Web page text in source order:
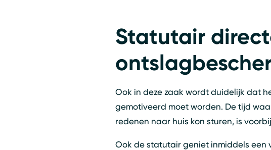
Statutair
Ook in deze zaak wordt duidelijk dat
gemotiveerd moet worden. De tijd
redenen naar huis kon sturen, is
Ook de statutair geniet inmiddels een